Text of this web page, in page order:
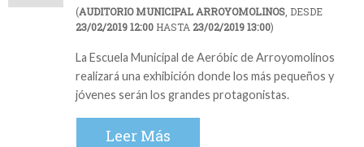
(AUDITORIO MUNICIPAL ARROYOMOLINOS, DESDE
23/02/2019 12:00 HASTA23/02/2019 13:00)
La Escuela Municipal de Aeróbic de Arroyomolinos
realizará una exhibición donde los más pequeños y
jóvenes serán los grandes protagonistas.
Leer Más